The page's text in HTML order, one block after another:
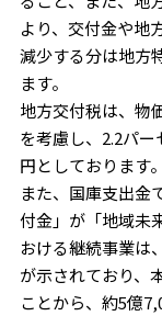
より、交付金や地
減少する分は地方
ます。
地方交付税は、物
を考慮し、2.2パ
円としております。
また、国庫支出金
付金」が「地域未
おける継続事業は
が示されており、
ことから、約5億